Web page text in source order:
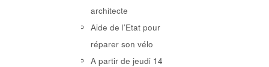
architecte
Aide de l’Etat pour
réparer son vélo
A partir de jeudi 14